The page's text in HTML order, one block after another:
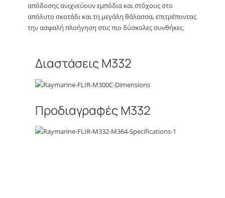
απόδοσης ανιχνεύουν εμπόδια και στόχους στο
απόλυτο σκοτάδι και τη μεγάλη θάλασσα, επιτρέποντας
την ασφαλή πλοήγηση στις πιο δύσκολες συνθήκες.
Διαστάσεις M332
Προδιαγραφές M332